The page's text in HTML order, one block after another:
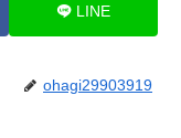
LINE
ohagi29903919